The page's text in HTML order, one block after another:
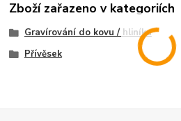
Zboží zařazeno v kategoriích
Gravírování do kovu / hliníku
Přívěsek